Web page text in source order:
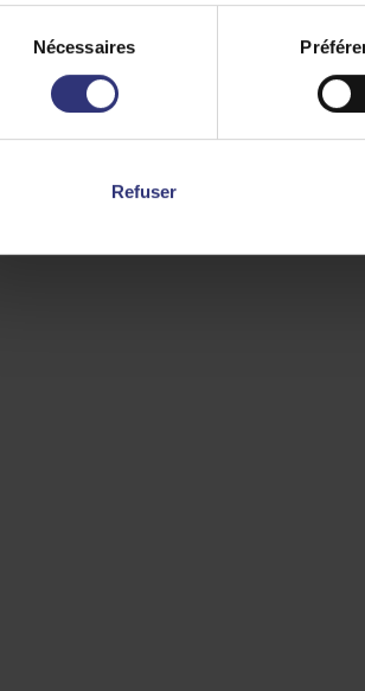
Nécessaires
Refuser